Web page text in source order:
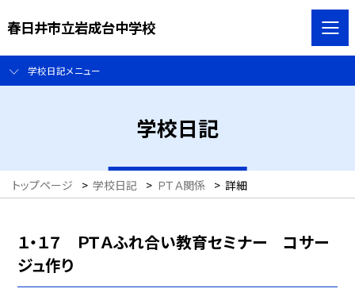
春日井市立岩成台中学校
学校日記メニュー
学校日記
トップページ > 学校日記 > ＰＴＡ関係 > 詳細
１・１７ ＰＴＡふれ合い教育セミナー コサー
ジュ作り